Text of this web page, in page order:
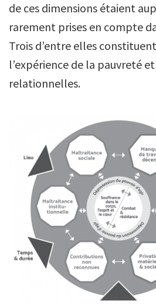
de ces dimensions étaient
rarement prises en compte
Trois d’entre elles
l’expérience de la pauvreté
relationnelles.